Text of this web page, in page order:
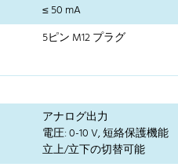
≤ 50 mA
5ピン M12 プラグ
アナログ出力
電圧: 0-10 V, 短絡保護機能
立上/立下の切替可能